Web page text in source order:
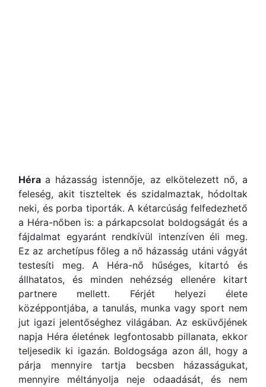
Héraa házasság istennője, az elkötelezett nő, a
feleség, akit tiszteltek és szidalmaztak, hódoltak
neki, és porba tiporták. A kétarcúság felfedezhető
a Héra-nőben is: a párkapcsolat boldogságát és a
fájdalmat egyaránt rendkívül intenzíven éli meg.
Ez az archetípus főleg a nő házasság utáni vágyát
testesíti meg. A Héra-nő hűséges, kitartó és
állhatatos, és minden nehézség ellenére kitart
partnere mellett. Férjét helyezi élete
középpontjába, a tanulás, munka vagy sport nem
jut igazi jelentőséghez világában. Az esküvőjének
napja Héra életének legfontosabb pillanata, ekkor
teljesedik ki igazán. Boldogsága azon áll, hogy a
párja mennyire tartja becsben házasságukat,
mennyire méltányolja neje odaadását, és nem